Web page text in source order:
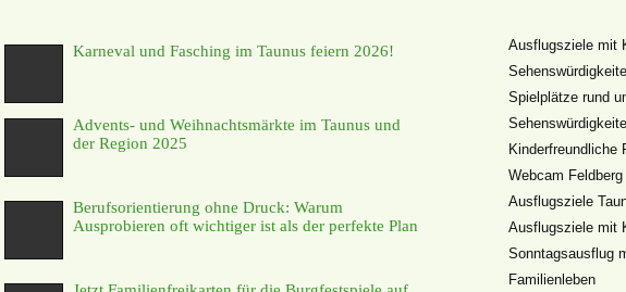
Karneval und Fasching im Taunus feiern 2026!
Advents- und Weihnachtsmärkte im Taunus und
der Region 2025
Berufsorientierung ohne Druck: Warum
Ausprobieren oft wichtiger ist als der perfekte Plan
Ausflugsziele mit
Spielplätze rund
Kinderfreundliche
Webcam Feldberg
Ausflugsziele
Ausflugsziele mit
Sonntagsausflug
Familienleben